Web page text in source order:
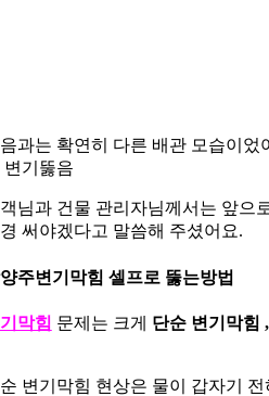
과는 확연히 다른 배관 모습이었
변기뚫음
님과 건물 관리자님께서는 앞으
써야겠다고 말씀해 주셨어요.
주변기막힘 셀프로 뚫는방법
막힘 문제는 크게 단순 변기막힘
변기막힘 현상은 물이 갑자기